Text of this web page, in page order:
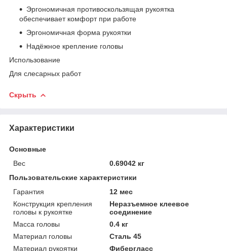
Эргономичная противоскользящая рукоятка
обеспечивает комфорт при работе
Эргономичная форма рукоятки
Надёжное крепление головы
Использование
Для слесарных работ
Скрыть
Характеристики
Основные
Вес
0.69042 кг
Пользовательские характеристики
Гарантия
12 мес
Конструкция крепления
головы к рукоятке
Неразъемное клеевое
соединение
Масса головы
0.4 кг
Материал головы
Сталь 45
Материал рукоятки
Фибергласс